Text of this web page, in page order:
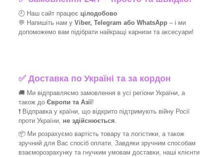
🕘 Наш сайт працює цілодобово
💬 Напишіть нам у Viber, Telegram або WhatsApp – і ми
допоможемо вам підібрати найкращі карнизи та аксесуари!
✅Доставка по Україні та за кордон
🚚 Ми відправляємо замовлення в усі регіони України, а
також до Європи та Азії!
❗ Відправка у країни, що відкрито підтримують війну Росії
проти України, не здійснюється
📦 Ми розрахуємо вартість товару та логістики, а також
зручний для Вас спосіб оплати. Завдяки зручним способам
взаєморозрахунку та гнучким умовам доставки, наші клієнти